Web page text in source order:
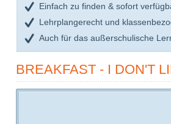
Einfach zu finden & sofort
Lehrplangerecht und
Auch für das außerschulische
BREAKFAST - I DON'T